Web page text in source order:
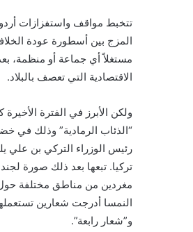
تتخبط مواقف واستفزازات
المزج بين أسطورة عودة
مستغلاً أي جماعة أو منظمة،
الاقتصادية التي تعصف بالبلاد.
ولكن الأبرز في الفترة
“الذئاب الرمادية” وذلك في
رئيس الوزراء التركي بن علي
مغردين من مناطق مختلفة
النمسا أدرجت شعارين
و”شعار رابعة”.